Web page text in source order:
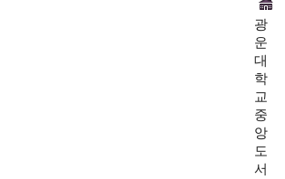
광
운
대
학
교
중
앙
도
서